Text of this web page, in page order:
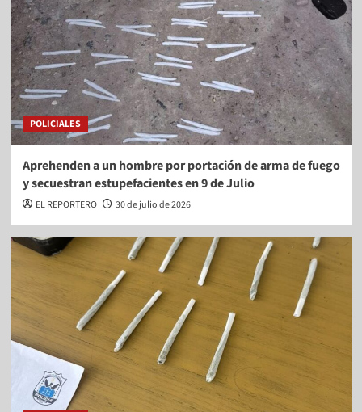
POLICIALES
Aprehenden a un hombre por portación de arma de fuego
y secuestran estupefacientes en 9 de Julio
EL REPORTERO 30 de julio de 2026